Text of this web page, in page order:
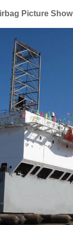
Picture Show